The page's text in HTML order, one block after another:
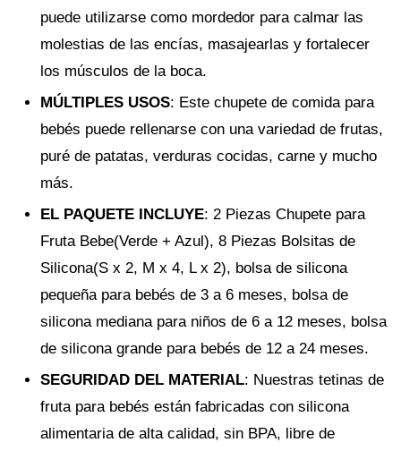
puede utilizarse como mordedor para calmar las
molestias de las encías, masajearlas y fortalecer
los músculos de la boca.
MÚLTIPLES USOS: Este chupete de comida para
bebés puede rellenarse con una variedad de frutas,
puré de patatas, verduras cocidas, carne y mucho
más.
EL PAQUETE INCLUYE: 2 Piezas Chupete para
Fruta Bebe(Verde + Azul), 8 Piezas Bolsitas de
Silicona(S x 2, M x 4, L x 2), bolsa de silicona
pequeña para bebés de 3 a 6 meses, bolsa de
silicona mediana para niños de 6 a 12 meses, bolsa
de silicona grande para bebés de 12 a 24 meses.
SEGURIDAD DEL MATERIAL: Nuestras tetinas de
fruta para bebés están fabricadas con silicona
alimentaria de alta calidad, sin BPA, libre de